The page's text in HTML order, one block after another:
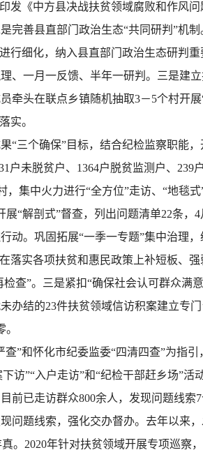
发《中方县决战扶贫领域腐败和作风
完善县直部门政治生态“共同研判”机
行细化，纳入县直部门政治生态研判
、一月一反馈、半年一研判。三是建
牵头在联点乡镇随机抽取3－5个村开
实。
三个确保”目标，结合纪检监察职能
户未脱贫户、1364户脱贫监测户、239
集中火力进行“全方位”走访、“地毯
“解剖式”督查，列出问题清单22条，
动。巩固拓展“一季一专题”集中治理
落实各项扶贫和惠民政策上补短板、
查”。三是紧扣“确保社会认可群众满
办结的23件扶贫领域信访积案建立专
”和怀化市纪委监委“四清四查”为指
访”“入户走访”和“纪检干部赶乡场”
已走访群众800余人，发现问题线索
问题线索，强化交办督办。去年以来
。2020年针对扶贫领域开展专项巡察